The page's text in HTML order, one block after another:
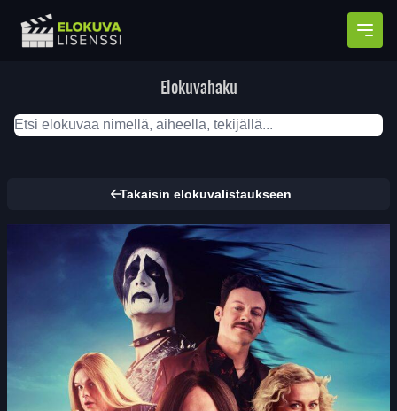
Elokuvahaku
Takaisin elokuvalistaukseen